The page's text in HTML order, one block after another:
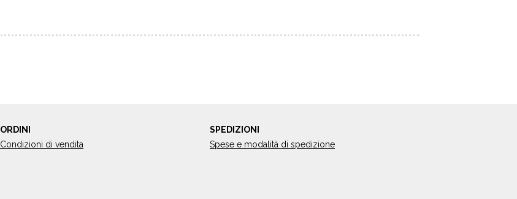
ORDINI
Condizioni di vendita
SPEDIZIONI
Spese e modalità di spedizione